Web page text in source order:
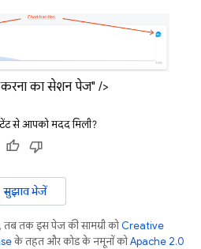
करना का सेशन पेज" />
से आपको मदद मिली?
सुझाव भेजें
तक इस पेज की सामग्री कोCreative
के तहत और कोड के नमूनों कोApache 2.0